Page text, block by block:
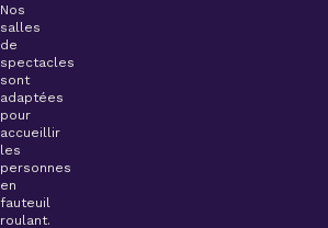
Nos
salles
de
spectacles
sont
adaptées
pour
accueillir
les
personnes
en
fauteuil
roulant.